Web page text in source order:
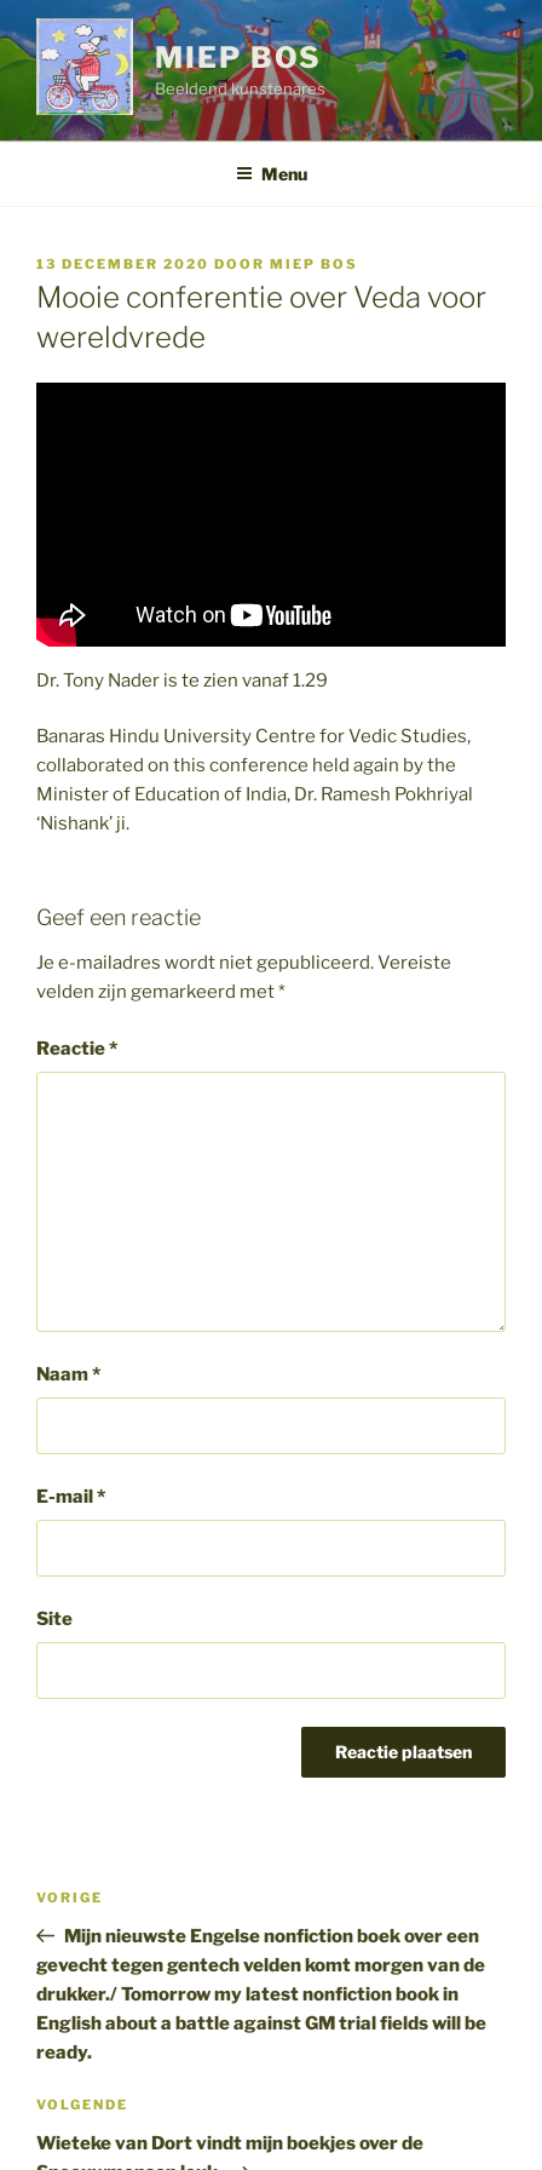
naar
de
inhoud
MIEP BOS
Beeldend kunstenares
Menu
GEPLAATST
OP
13 DECEMBER 2020 DOOR MIEP BOS
Mooie conferentie over Veda voor
wereldvrede
Dr. Tony Nader is te zien vanaf 1.29
Banaras Hindu University Centre for Vedic Studies,
collaborated on this conference held again by the
Minister of Education of India, Dr. Ramesh Pokhriyal
‘Nishank’ ji.
Geef een reactie
Je e-mailadres wordt niet gepubliceerd.Vereiste
velden zijn gemarkeerd met*
Reactie*
Naam*
E-mail*
Site
Vorig
bericht
VORIGE
Mijn nieuwste Engelse nonfiction boek over een
gevecht tegen gentech velden komt morgen van de
drukker./ Tomorrow my latest nonfiction book in
English about a battle against GM trial fields will be
ready.
Volgend
bericht
VOLGENDE
Wieteke van Dort vindt mijn boekjes over de